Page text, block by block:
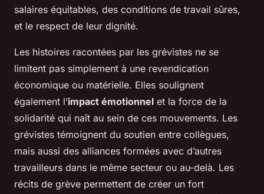
salaires équitables, des conditions de travail sûres,
et le respect de leur dignité.
Les histoires racontées par les grévistes ne se
limitent pas simplement à une revendication
économique ou matérielle. Elles soulignent
également l’impact émotionnel et la force de la
solidarité qui naît au sein de ces mouvements. Les
grévistes témoignent du soutien entre collègues,
mais aussi des alliances formées avec d’autres
travailleurs dans le même secteur ou au-delà. Les
récits de grève permettent de créer un fort